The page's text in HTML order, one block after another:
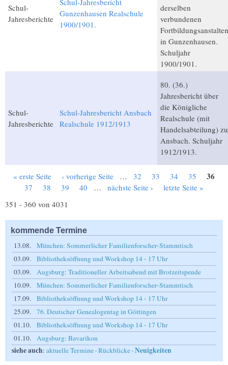
Schul-
Jahresberichte
Schul-Jahresbericht
Gunzenhausen Realschule
1900/1901.
derselben
verbundenen
Fortbildungsanstalten
in Gunzenhausen.
Schuljahr
1900/1901.
Schul-
Jahresberichte
Schul-Jahresbericht Ansbach
Realschule 1912/1913
80. (36.)
Jahresbericht über
die Königliche
Realschule (mit
Handelsabteilung) zu
Ansbach. Schuljahr
1912/1913.
Seiten
« erste Seite ‹ vorherige Seite … 32 33 34 35 36
37 38 39 40 … nächste Seite ›
letzte Seite »
351 - 360 von 4031
kommende Termine
13.08.
München: Sommerlicher Familienforscher-Stammtisch
03.09.
Bibliotheksöffnung und Workshop 14 - 17 Uhr
03.09.
Augsburg: Traditioneller Arbeitsabend mit Brotzeitspende
10.09.
München: Sommerlicher Familienforscher-Stammtisch
17.09.
Bibliotheksöffnung und Workshop 14 - 17 Uhr
25.09.
76. Deutscher Genealogentag in Göttingen
01.10.
Bibliotheksöffnung und Workshop 14 - 17 Uhr
01.10.
Augsburg: Bavarikon
siehe auch: aktuelle Termine ·Rückblicke ·Neuigkeiten